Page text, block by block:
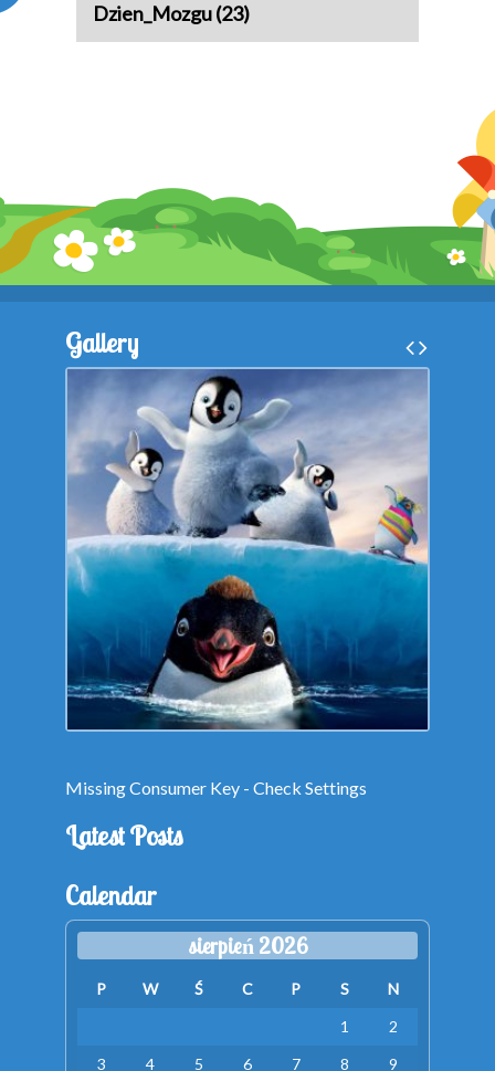
Dzien_Mozgu (23)
Gallery
Missing Consumer Key - Check Settings
Latest Posts
Calendar
sierpień 2026
P W Ś C P S
N
1
2
3
4 5 6 7 8 9